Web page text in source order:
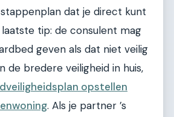
dat je direct kunt
laatste tip: de consulent mag
geven als dat niet veilig
de bredere veiligheid in huis,
opstellen
. Als je partner ’s